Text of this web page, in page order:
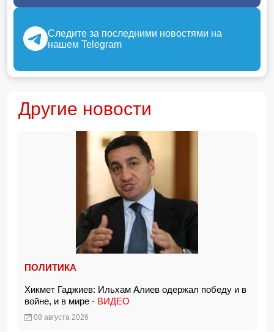
Следите за последними новостями на
нашем Telegram
Другие новости
ПОЛИТИКА
Хикмет Гаджиев: Ильхам Алиев одержал победу и в
войне, и в мире - ВИДЕО
08 августа 2026